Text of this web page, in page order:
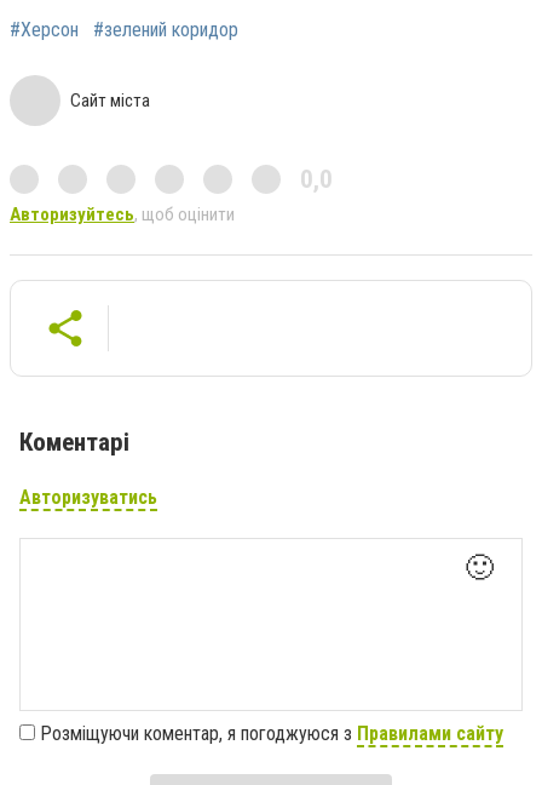
#Херсон #зелений коридор
Сайт міста
0,0
Авторизуйтесь, щоб оцінити
Коментарі
Авторизуватись
🙂
Розміщуючи коментар, я погоджуюся з Правилами сайту